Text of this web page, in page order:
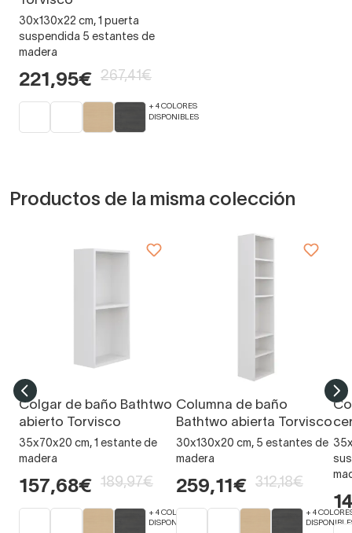
30x130x22 cm, 1 puerta
suspendida 5 estantes de
madera
221,95€ 267,41€
+ 4 COLORES
DISPONIBLES
Productos de la misma colección
Colgar de baño Bathtwo
abierto Torvisco
35x70x20 cm, 1 estante de
madera
157,68€ 189,97€
+ 4 COLORES
DISPONIBLES
Columna de baño
Bathtwo abierta Torvisco
30x130x20 cm, 5 estantes de
madera
259,11€ 312,18€
+ 4